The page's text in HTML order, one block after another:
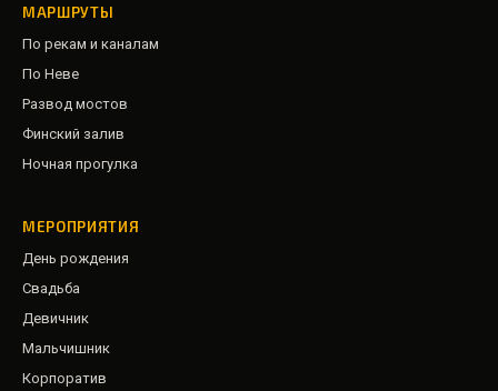
МАРШРУТЫ
По рекам и каналам
По Неве
Развод мостов
Финский залив
Ночная прогулка
МЕРОПРИЯТИЯ
День рождения
Свадьба
Девичник
Мальчишник
Корпоратив